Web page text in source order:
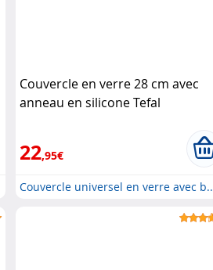
Couvercle en verre 28 cm avec
anneau en silicone Tefal
22,95€
Couvercle universel en verre avec b..